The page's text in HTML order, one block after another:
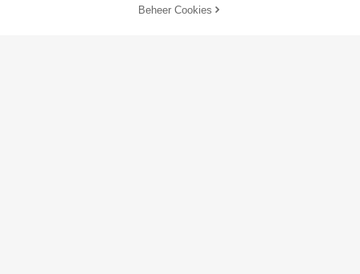
TOEVOEGEN AAN WINKELWAGEN
Beheer Cookies